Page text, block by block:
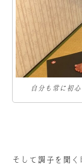
自分も常に初
そして調子を聞